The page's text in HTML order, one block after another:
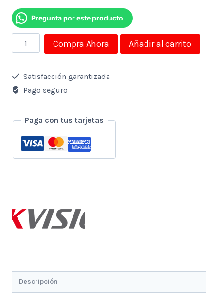
Pregunta por este producto
Memoria
Micro
Sd
Hikvision
Clase
cantidad
Compra Ahora Añadir al carrito
Satisfacción garantizada
Pago seguro
Paga con tus tarjetas
Descripción